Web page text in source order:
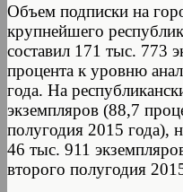
Объем подписки на
крупнейшего
составил 171 тыс. 773
процента к уровню
года. На
экземпляров (88,7
полугодия 2015
46 тыс. 911
второго полугодия